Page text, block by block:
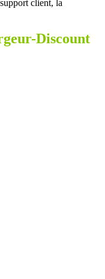
client, la
Discount